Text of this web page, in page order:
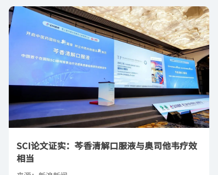
SCI论文证实：芩香清解口服液与奥司他韦疗效
相当